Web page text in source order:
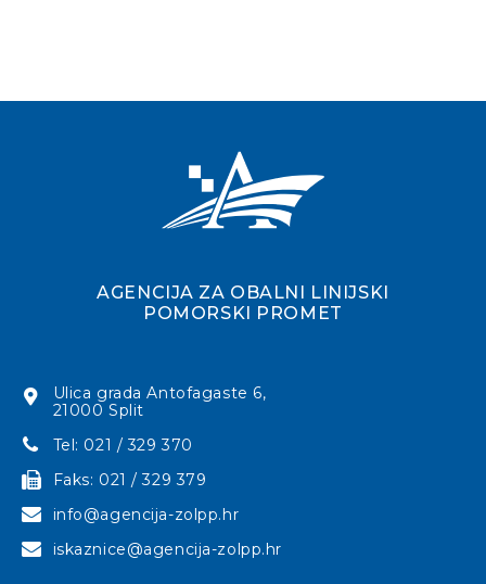
AGENCIJA ZA OBALNI LINIJSKI
POMORSKI PROMET
Ulica grada Antofagaste 6,
21000 Split
Tel: 021 / 329 370
Faks: 021 / 329 379
info@agencija-zolpp.hr
iskaznice@agencija-zolpp.hr